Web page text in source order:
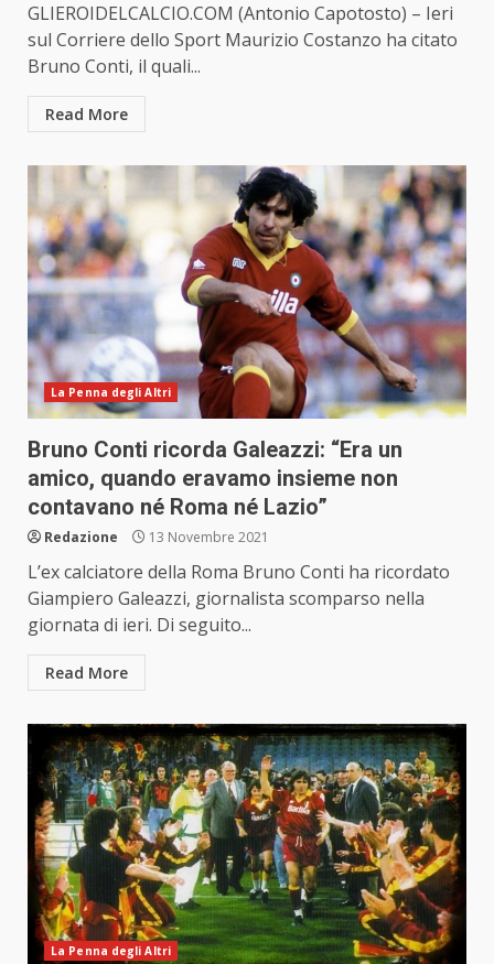
GLIEROIDELCALCIO.COM (Antonio Capotosto) – Ieri
sul Corriere dello Sport Maurizio Costanzo ha citato
Bruno Conti, il quali...
Read More
La Penna degli Altri
Bruno Conti ricorda Galeazzi: “Era un
amico, quando eravamo insieme non
contavano né Roma né Lazio”
Redazione 13 Novembre 2021
L’ex calciatore della Roma Bruno Conti ha ricordato
Giampiero Galeazzi, giornalista scomparso nella
giornata di ieri. Di seguito...
Read More
La Penna degli Altri